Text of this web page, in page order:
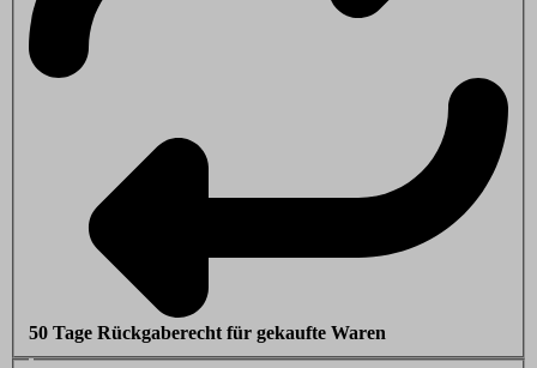
50 Tage Rückgaberecht für gekaufte Waren